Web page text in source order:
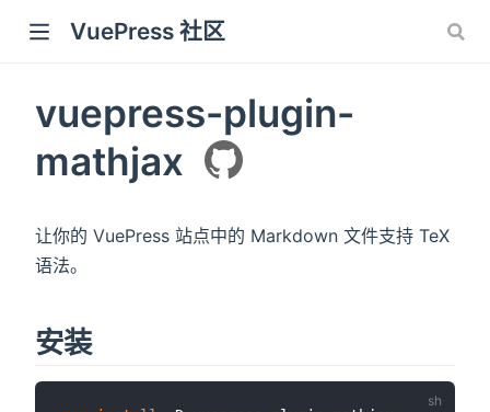
VuePress 社区
vuepress-plugin-
mathjax
让你的 VuePress 站点中的 Markdown 文件支持 TeX
语法。
安装